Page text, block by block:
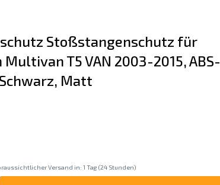
Stoßstangenschutz für
T5 VAN 2003-2015, ABS-
Matt
Versand in: 1 Tag (24 Stunden)